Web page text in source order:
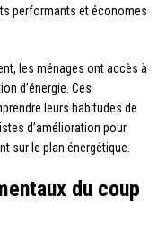
performants et économes
les ménages ont accès à
d’énergie. Ces
leurs habitudes de
d’amélioration pour
sur le plan énergétique.
du coup